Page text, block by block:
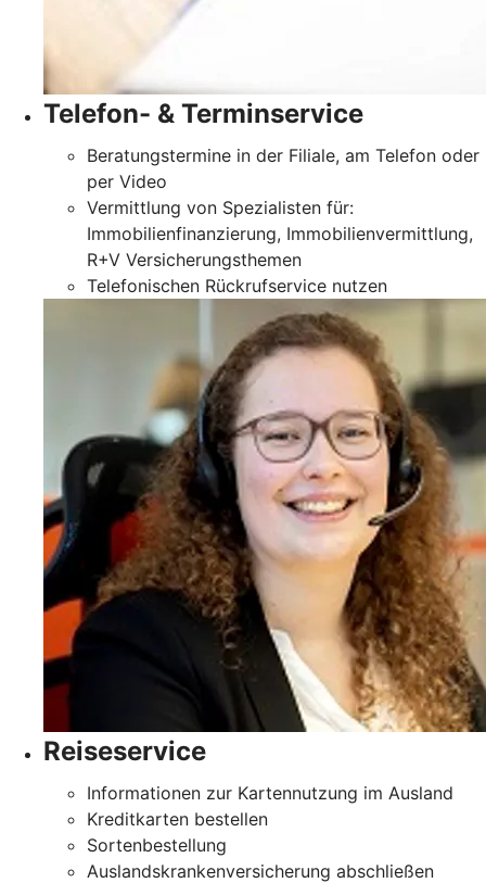
Telefon- & Terminservice
Beratungstermine in der Filiale, am Telefon oder
per Video
Vermittlung von Spezialisten für:
Immobilienfinanzierung, Immobilienvermittlung,
R+V Versicherungsthemen
Telefonischen Rückrufservice nutzen
Reiseservice
Informationen zur Kartennutzung im Ausland
Kreditkarten bestellen
Sortenbestellung
Auslandskrankenversicherung abschließen